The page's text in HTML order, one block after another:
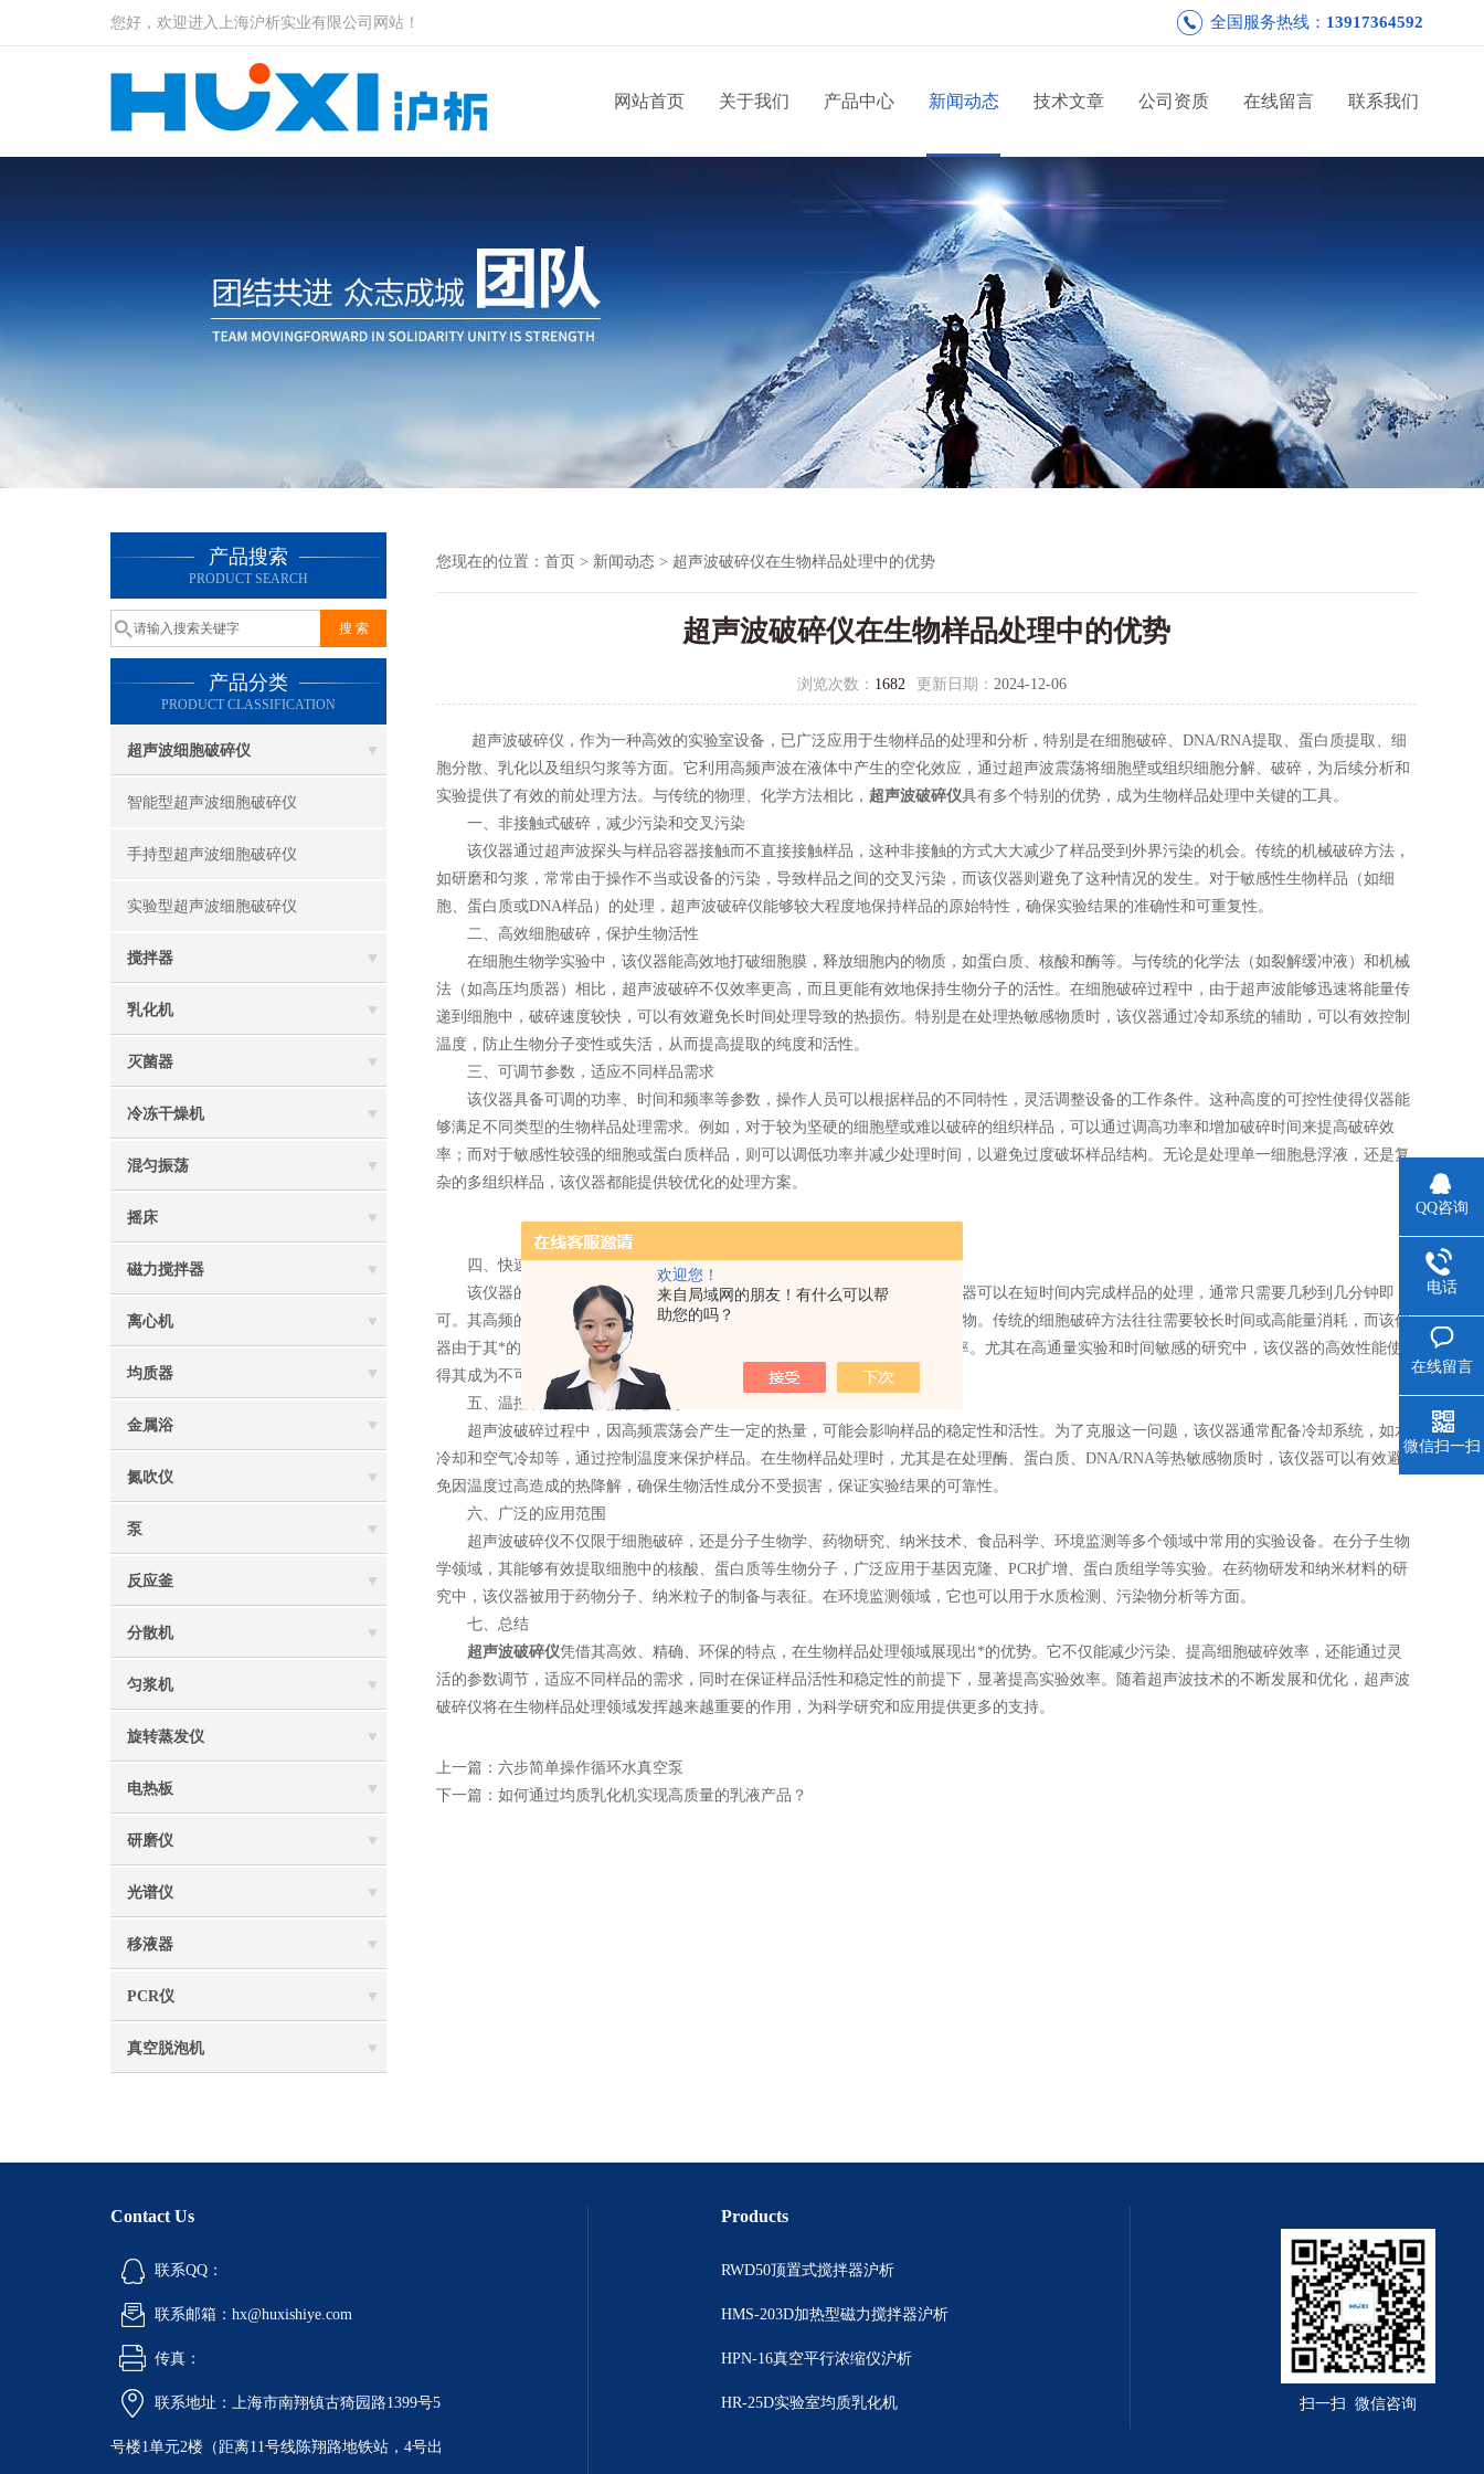
欢迎您！
来自局域网的朋友！有什么可以帮
助您的吗？
您好，欢迎进入上海沪析实业有限公司网站！ 全国服务热线： 13917364592
网站首页 关于我们 产品中心 新闻动态 技术文章 公司资质 在线留言 联系我们
产品搜索
PRODUCT SEARCH
产品分类
PRODUCT CLASSIFICATION
超声波细胞破碎仪
智能型超声波细胞破碎仪
手持型超声波细胞破碎仪
实验型超声波细胞破碎仪
搅拌器
乳化机
灭菌器
冷冻干燥机
混匀振荡
摇床
磁力搅拌器
离心机
均质器
金属浴
氮吹仪
泵
反应釜
分散机
匀浆机
旋转蒸发仪
电热板
研磨仪
光谱仪
移液器
PCR仪
真空脱泡机
您现在的位置： 首页 > 新闻动态 > 超声波破碎仪在生物样品处理中的优势
超声波破碎仪在生物样品处理中的优势
浏览次数： 1682 更新日期： 2024-12-06
超声波破碎仪，作为一种高效的实验室设备，已广泛应用于生物样品的处理和分析，特别是在细胞破碎、DNA/RNA提取、蛋白质提取、细
胞分散、乳化以及组织匀浆等方面。它利用高频声波在液体中产生的空化效应，通过超声波震荡将细胞壁或组织细胞分解、破碎，为后续分析和
实验提供了有效的前处理方法。与传统的物理、化学方法相比， 超声波破碎仪具有多个特别的优势，成为生物样品处理中关键的工具。
一、非接触式破碎，减少污染和交叉污染
该仪器通过超声波探头与样品容器接触而不直接接触样品，这种非接触的方式大大减少了样品受到外界污染的机会。传统的机械破碎方法，
如研磨和匀浆，常常由于操作不当或设备的污染，导致样品之间的交叉污染，而该仪器则避免了这种情况的发生。对于敏感性生物样品（如细
胞、蛋白质或DNA样品）的处理，超声波破碎仪能够较大程度地保持样品的原始特性，确保实验结果的准确性和可重复性。
二、高效细胞破碎，保护生物活性
在细胞生物学实验中，该仪器能高效地打破细胞膜，释放细胞内的物质，如蛋白质、核酸和酶等。与传统的化学法（如裂解缓冲液）和机械
法（如高压均质器）相比，超声波破碎不仅效率更高，而且更能有效地保持生物分子的活性。在细胞破碎过程中，由于超声波能够迅速将能量传
递到细胞中，破碎速度较快，可以有效避免长时间处理导致的热损伤。特别是在处理热敏感物质时，该仪器通过冷却系统的辅助，可以有效控制
温度，防止生物分子变性或失活，从而提高提取的纯度和活性。
三、可调节参数，适应不同样品需求
该仪器具备可调的功率、时间和频率等参数，操作人员可以根据样品的不同特性，灵活调整设备的工作条件。这种高度的可控性使得仪器能
够满足不同类型的生物样品处理需求。例如，对于较为坚硬的细胞壁或难以破碎的组织样品，可以通过调高功率和增加破碎时间来提高破碎效
率；而对于敏感性较强的细胞或蛋白质样品，则可以调低功率并减少处理时间，以避免过度破坏样品结构。无论是处理单一细胞悬浮液，还是复
杂的多组织样品，该仪器都能提供较优化的处理方案。
四、快速高效，节省实验时间
该仪器的另一个显著优势是其高效能。与传统的机械破碎方法相比，该仪器可以在短时间内完成样品的处理，通常只需要几秒到几分钟即
可。其高频的振动和强烈的剪切力能够迅速破碎细胞或组织，释放其中的内含物。传统的细胞破碎方法往往需要较长时间或高能量消耗，而该仪
器由于其*的能量集中性和操作灵活性，能大幅度缩短实验时间，提高实验效率。尤其在高通量实验和时间敏感的研究中，该仪器的高效性能使
得其成为不可替代的选择。
五、温控功能，保护热敏感成分
超声波破碎过程中，因高频震荡会产生一定的热量，可能会影响样品的稳定性和活性。为了克服这一问题，该仪器通常配备冷却系统，如水
冷却和空气冷却等，通过控制温度来保护样品。在生物样品处理时，尤其是在处理酶、蛋白质、DNA/RNA等热敏感物质时，该仪器可以有效避
免因温度过高造成的热降解，确保生物活性成分不受损害，保证实验结果的可靠性。
六、广泛的应用范围
超声波破碎仪不仅限于细胞破碎，还是分子生物学、药物研究、纳米技术、食品科学、环境监测等多个领域中常用的实验设备。在分子生物
学领域，其能够有效提取细胞中的核酸、蛋白质等生物分子，广泛应用于基因克隆、PCR扩增、蛋白质组学等实验。在药物研发和纳米材料的研
究中，该仪器被用于药物分子、纳米粒子的制备与表征。在环境监测领域，它也可以用于水质检测、污染物分析等方面。
七、总结
超声波破碎仪凭借其高效、精确、环保的特点，在生物样品处理领域展现出*的优势。它不仅能减少污染、提高细胞破碎效率，还能通过灵
活的参数调节，适应不同样品的需求，同时在保证样品活性和稳定性的前提下，显著提高实验效率。随着超声波技术的不断发展和优化，超声波
破碎仪将在生物样品处理领域发挥越来越重要的作用，为科学研究和应用提供更多的支持。
上一篇： 六步简单操作循环水真空泵
下一篇： 如何通过均质乳化机实现高质量的乳液产品？
Contact Us
联系QQ：
联系邮箱：hx@huxishiye.com
传真：
联系地址：上海市南翔镇古猗园路1399号5
号楼1单元2楼（距离11号线陈翔路地铁站，4号出
Products
RWD50顶置式搅拌器沪析
HMS-203D加热型磁力搅拌器沪析
HPN-16真空平行浓缩仪沪析
HR-25D实验室均质乳化机 扫一扫 微信咨询
QQ咨询
电话
在线留言
微信扫一扫